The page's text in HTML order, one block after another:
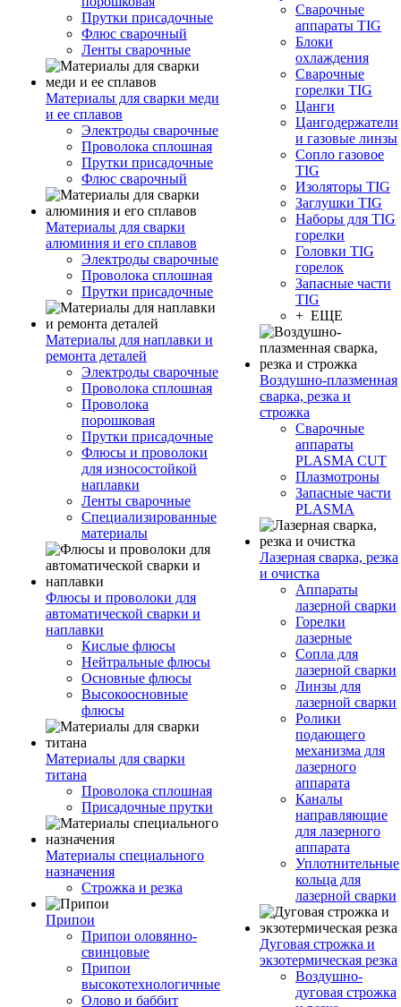
Прутки присадочные
Флюс сварочный
Ленты сварочные
Материалы для сварки меди
и ее сплавов
Электроды сварочные
Проволока сплошная
Прутки присадочные
Флюс сварочный
Материалы для сварки
алюминия и его сплавов
Электроды сварочные
Проволока сплошная
Прутки присадочные
Материалы для наплавки и
ремонта деталей
Электроды сварочные
Проволока сплошная
Проволока
порошковая
Прутки присадочные
Флюсы и проволоки
для износостойкой
наплавки
Ленты сварочные
Специализированные
материалы
Флюсы и проволоки для
автоматической сварки и
наплавки
Кислые флюсы
Нейтральные флюсы
Основные флюсы
Высокоосновные
флюсы
Материалы для сварки
титана
Проволока сплошная
Присадочные прутки
Материалы специального
назначения
Строжка и резка
Припои
Припои оловянно-
свинцовые
Припои
высокотехнологичные
Олово и баббит
Сварочные
аппараты TIG
Блоки
охлаждения
Сварочные
горелки TIG
Цанги
Цангодержатели
и газовые линзы
Сопло газовое
TIG
Изоляторы TIG
Заглушки TIG
Наборы для TIG
горелки
Головки TIG
горелок
Запасные части
TIG
+ ЕЩЕ
Воздушно-плазменная
сварка, резка и
строжка
Сварочные
аппараты
PLASMA CUT
Плазмотроны
Запасные части
PLASMA
Лазерная сварка, резка
и очистка
Аппараты
лазерной сварки
Горелки
лазерные
Сопла для
лазерной сварки
Линзы для
лазерной сварки
Ролики
подающего
механизма для
лазерного
аппарата
Каналы
направляющие
для лазерного
аппарата
Уплотнительные
кольца для
лазерной сварки
Дуговая строжка и
экзотермическая резка
Воздушно-
дуговая строжка